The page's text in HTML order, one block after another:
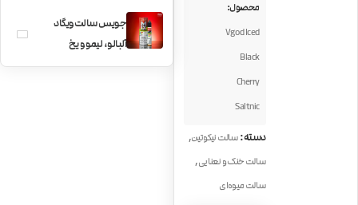
محصول:
Vgod Iced
Black
Cherry
Saltnic
دسته:سالت نیکوتین,
سالت خنک و نعنایی,
سالت میوه‌ای
تمشک و گیلاس
PodSalt Blue Razz
Cherry Blast
جویس سالت ویگاد
آلبالو، لیمو و یخ
Vgod Iced Mix